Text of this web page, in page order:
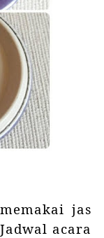
jas
acara